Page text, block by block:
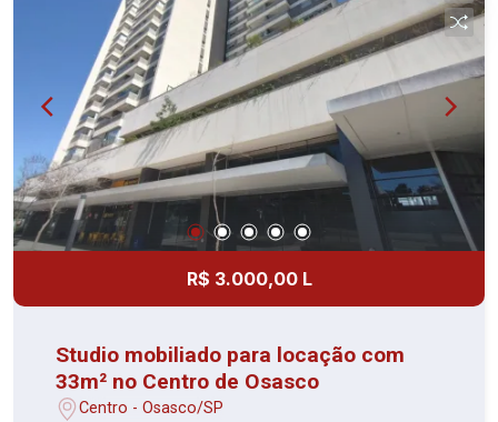
playground, salão de jogos e brinquedoteca
Custo acessível Ambientes bem aproveitados
Condomínio funcional Localização prática -
Proximo a escolas, creches e UBS. Perfeito para
quem busca praticidade e conforto com um bom
preço. Agende sua visita e confirme!
R$ 3.000,00 L
Studio mobiliado para locação com
33m² no Centro de Osasco
Centro - Osasco/SP